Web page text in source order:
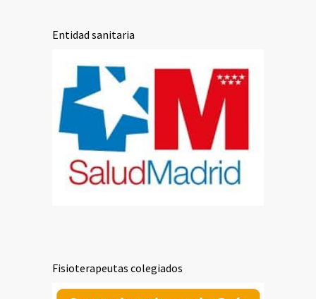
Entidad sanitaria
Fisioterapeutas colegiados